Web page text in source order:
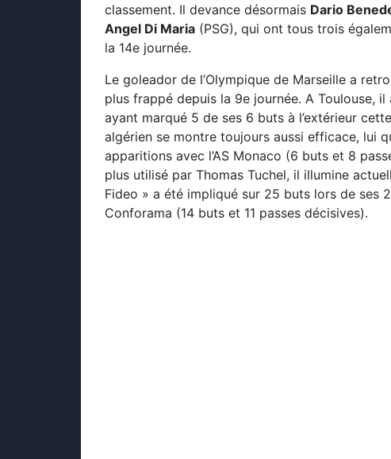
classement. Il devance désormais Dario
Angel Di Maria (PSG), qui ont tous trois
la 14e journée.
Le goleador de l’Olympique de Marseille a
plus frappé depuis la 9e journée. A Toulouse,
ayant marqué 5 de ses 6 buts à l’extérieur
algérien se montre toujours aussi efficace, lui
apparitions avec l’AS Monaco (6 buts et 8
plus utilisé par Thomas Tuchel, il illumine
Fideo » a été impliqué sur 25 buts lors de ses
Conforama (14 buts et 11 passes décisives).